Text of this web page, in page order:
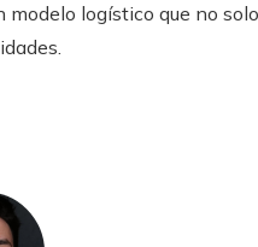
logístico que no